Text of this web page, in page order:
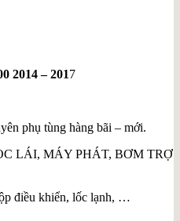
2014 – 2017
phụ tùng hàng bãi – mới.
LÁI, MÁY PHÁT, BƠM TRỢ
điều khiển, lốc lạnh, …